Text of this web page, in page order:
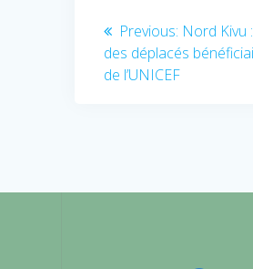
de
Previous: Previous
post:
Nord Kivu
des déplacés
de l’UNICEF